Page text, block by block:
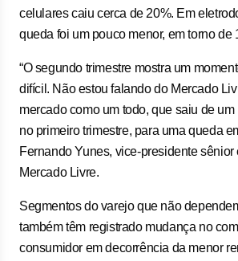
celulares caiu cerca de 20%. Em
queda foi um pouco menor, em torno de
“O segundo trimestre mostra um
difícil. Não estou falando do Mercado
mercado como um todo, que saiu de
no primeiro trimestre, para uma queda
Fernando Yunes, vice-presidente
Mercado Livre.
Segmentos do varejo que não
também têm registrado mudança no
consumidor em decorrência da menor